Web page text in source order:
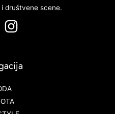
društvene scene.